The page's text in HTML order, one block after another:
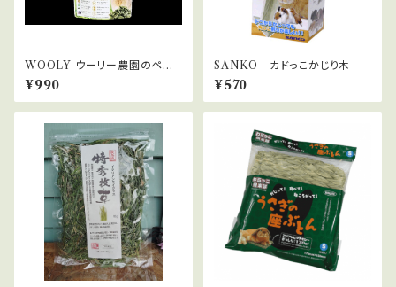
WOOLY ウーリー農園のペレッ
ト牧草 きまぐれミックス 180g
¥990
SANKO カドっこかじり木
¥570